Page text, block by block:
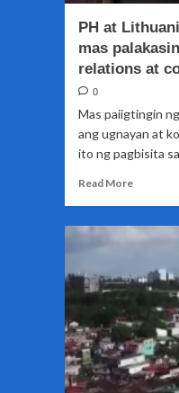
PH at
mas
relations at
0
Mas paiigtingin
ang ugnayan at
ito ng pagbisita
Read MoreRead
Lithuania
mas
palakasin
pa
ang
bilateral